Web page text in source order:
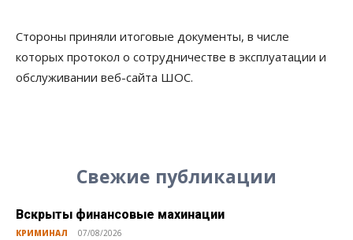
Стороны приняли итоговые документы, в числе
которых протокол о сотрудничестве в эксплуатации и
обслуживании веб-сайта ШОС.
Свежие публикации
Вскрыты финансовые махинации
КРИМИНАЛ 07/08/2026